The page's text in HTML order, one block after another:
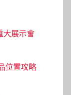
大展示會
位置攻略